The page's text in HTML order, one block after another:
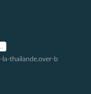
la-thailande.over-b